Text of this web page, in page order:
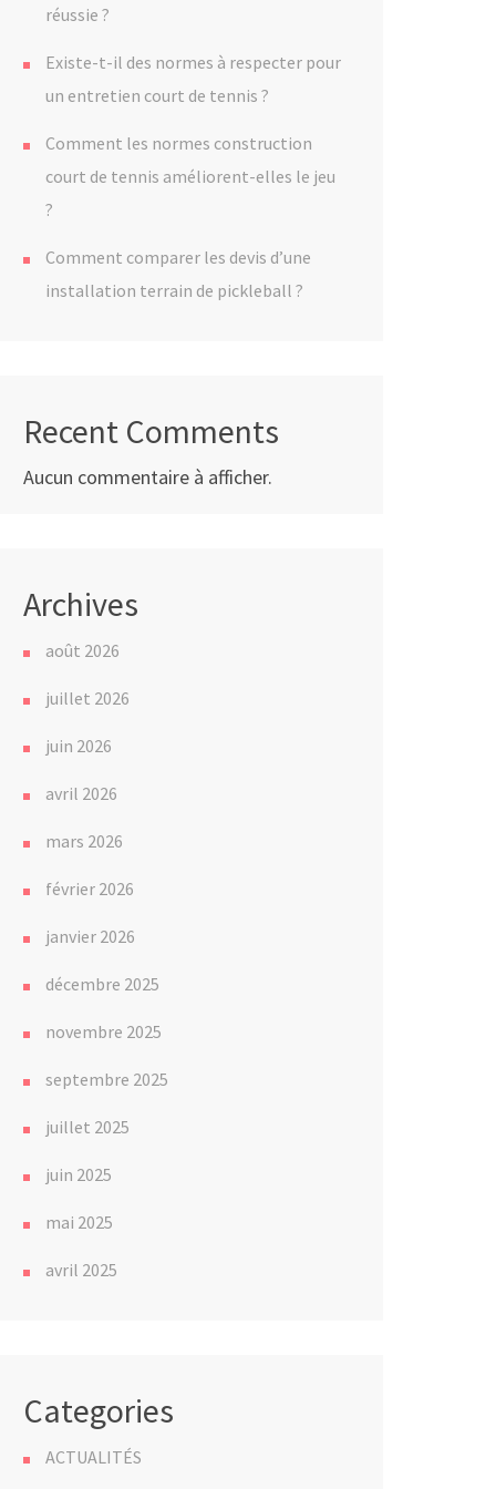
réussie ?
Existe-t-il des normes à respecter pour
un entretien court de tennis ?
Comment les normes construction
court de tennis améliorent-elles le jeu
?
Comment comparer les devis d’une
installation terrain de pickleball ?
Recent Comments
Aucun commentaire à afficher.
Archives
août 2026
juillet 2026
juin 2026
avril 2026
mars 2026
février 2026
janvier 2026
décembre 2025
novembre 2025
septembre 2025
juillet 2025
juin 2025
mai 2025
avril 2025
Categories
ACTUALITÉS